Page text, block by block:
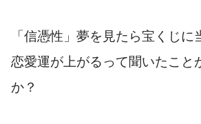
「信憑性」夢を見たら宝くじに
恋愛運が上がるって聞いたこと
か？